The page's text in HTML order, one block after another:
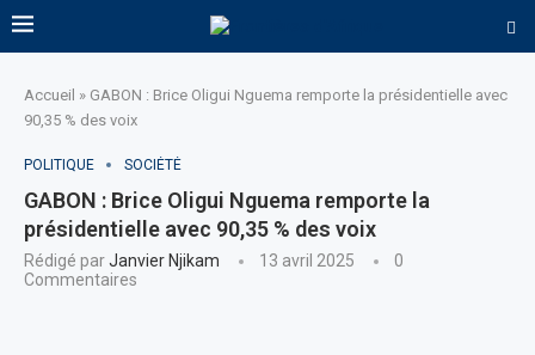
Accueil » GABON : Brice Oligui Nguema remporte la présidentielle avec
90,35 % des voix
POLITIQUE SOCIÉTÉ
GABON : Brice Oligui Nguema remporte la
présidentielle avec 90,35 % des voix
Rédigé parJanvier Njikam 13 avril 2025
0
Commentaires